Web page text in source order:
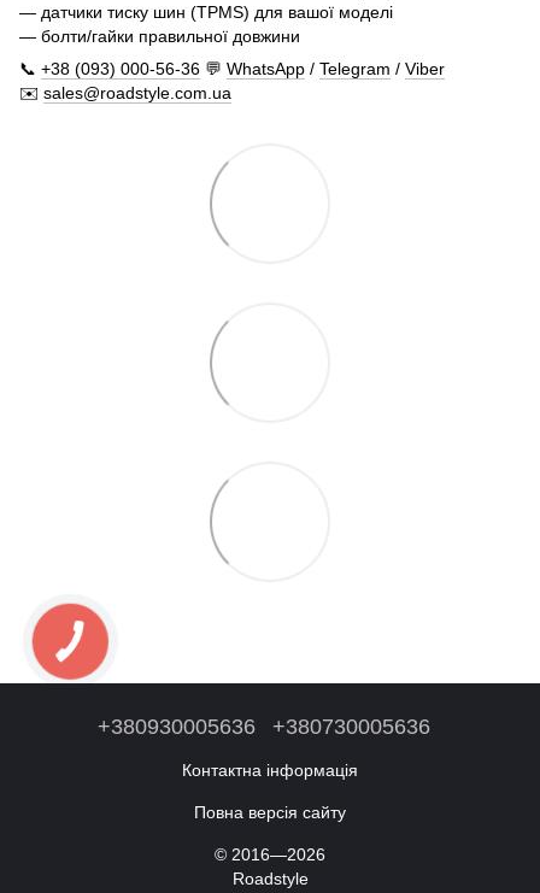
— датчики тиску шин (TPMS) для вашої моделі
— болти/гайки правильної довжини
📞 +38 (093) 000-56-36 💬 WhatsApp / Telegram / Viber
✉️ sales@roadstyle.com.ua
+380930005636 +380730005636
Контактна інформація
Повна версія сайту
© 2016—2026
Roadstyle